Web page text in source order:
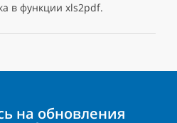
в функции xls2pdf.
на обновления